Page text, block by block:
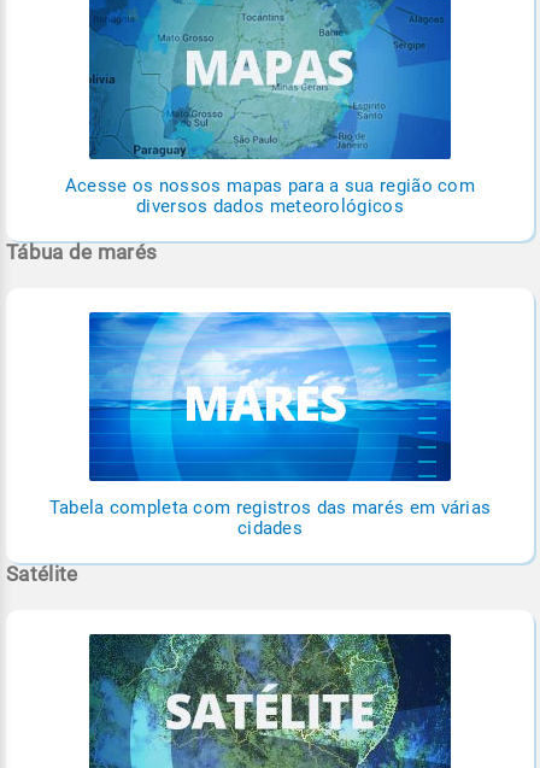
Acesse os nossos mapas para a sua região com
diversos dados meteorológicos
Tábua de marés
Tabela completa com registros das marés em várias
cidades
Satélite